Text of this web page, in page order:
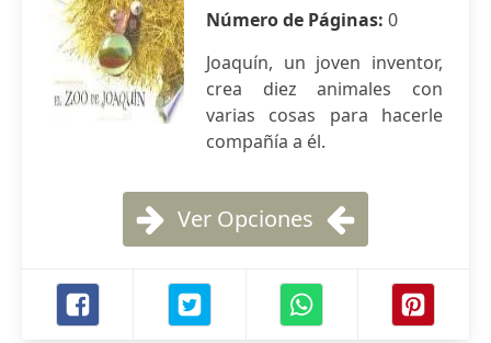
Número de Páginas: 0
Joaquín, un joven inventor,
crea diez animales con
varias cosas para hacerle
compañía a él.
Ver Opciones